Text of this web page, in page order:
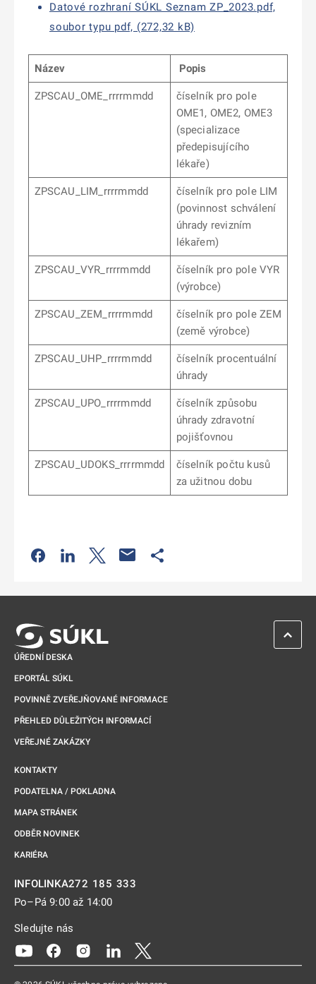
Datové rozhraní SÚKL Seznam ZP_2023.pdf,
soubor typu pdf, (272,32 kB)
Název Popis
ZPSCAU_OME_rrrrmmdd
číselník pro pole
OME1, OME2, OME3
(specializace
předepisujícího
lékaře)
ZPSCAU_LIM­_rrrrmmdd
číselník pro pole LIM
(povinnost schválení
úhrady revizním
lékařem)
ZPSCAU_VYR_rrrrmmdd
číselník pro pole VYR
(výrobce)
ZPSCAU_ZEM_rrrrmmdd
číselník pro pole ZEM
(země výrobce)
ZPSCAU_UHP_rrrrmmdd
číselník procentuální
úhrady
ZPSCAU_UPO_rrrrmmdd
číselník způsobu
úhrady zdravotní
pojišťovnou
ZPSCAU_UDOKS_rrrrmmdd
číselník počtu kusů
za užitnou dobu
Odkaz se otevře na nové kartě
Odkaz se otevře na nové kartě
Odkaz se otevře na nové kartě
ÚŘEDNÍ DESKA
EPORTÁL SÚKL
POVINNĚ ZVEŘEJŇOVANÉ INFORMACE
PŘEHLED DŮLEŽITÝCH INFORMACÍ
VEŘEJNÉ ZAKÁZKY
KONTAKTY
PODATELNA / POKLADNA
MAPA STRÁNEK
ODBĚR NOVINEK
KARIÉRA
INFOLINKA272 185 333
Po–Pá 9:00 až 14:00
Sledujte nás
Odkaz se otevře na nové kartě
Odkaz se otevře na nové kartě
Odkaz se otevře na nové kartě
Odkaz se otevře na nové kartě
ZPĚT